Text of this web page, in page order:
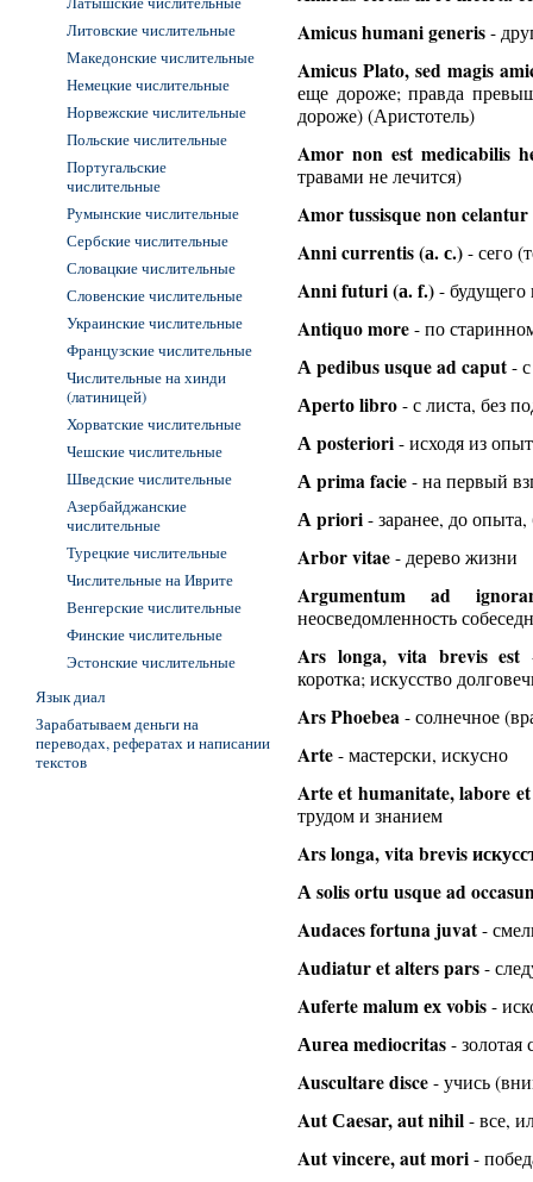
Amicus humani generis -
Amicus Plato, sed magis
еще дороже; правда
дороже) (Аристотель)
Amor non est medicabilis
травами не лечится)
Amor tussisque non celantur
Anni currentis (а. с.) - сего
Anni futuri (а. f.) - будущего
Antiquo more - по
А pedibus usque ad caput -
Арertо libro - с листа, без
А posteriori - исходя из
А prima facie - на первый
А priori - заранее, до
Arbor vitae - дерево жизни
Argumentum ad
неосведомленность
Ars longa, vita brevis est
коротка; искусство
Ars Phoebea - солнечное
Arte - мастерски, искусно
Arte et humanitate, labore
трудом и знанием
Ars longa, vita brevis
А solis ortu usque ad
Audaces fortuna juvat -
Audiatur et alters pars -
Auferte malum ех vobis -
Аuгеа mediocritas - золотая
Auscultare disce - учись
Aut Сaesаr, aut nihil - все,
Aut vincere, aut mori -
Литовские числительные
Македонские числительные
Немецкие числительные
Норвежские числительные
Польские числительные
Португальские
числительные
Румынские числительные
Сербские числительные
Словацкие числительные
Словенские числительные
Украинские числительные
Французские числительные
Числительные на хинди
(латиницей)
Хорватские числительные
Чешские числительные
Шведские числительные
Азербайджанские
числительные
Турецкие числительные
Числительные на Иврите
Венгерские числительные
Финские числительные
Эстонские числительные
Язык диал
Зарабатываем деньги на
переводах, рефератах и написании
текстов